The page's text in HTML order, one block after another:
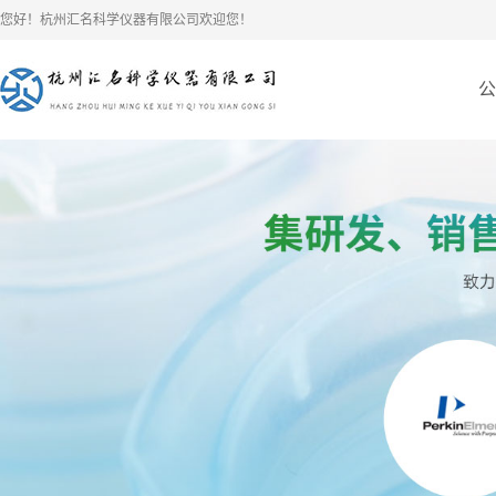
您好！杭州汇名科学仪器有限公司欢迎您！